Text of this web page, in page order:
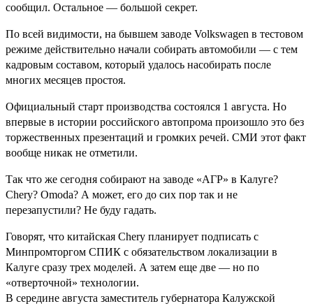
сообщил. Остальное — большой секрет.
По всей видимости, на бывшем заводе Volkswagen в тестовом
режиме действительно начали собирать автомобили — с тем
кадровым составом, который удалось насобирать после
многих месяцев простоя.
Официальный старт производства состоялся 1 августа. Но
впервые в истории российского автопрома произошло это без
торжественных презентаций и громких речей. СМИ этот факт
вообще никак не отметили.
Так что же сегодня собирают на заводе «АГР» в Калуге?
Chery? Omoda? А может, его до сих пор так и не
перезапустили? Не буду гадать.
Говорят, что китайская Chery планирует подписать с
Минпромторгом СПИК с обязательством локализации в
Калуге сразу трех моделей. А затем еще две — но по
«отверточной» технологии.
В середине августа заместитель губернатора Калужской